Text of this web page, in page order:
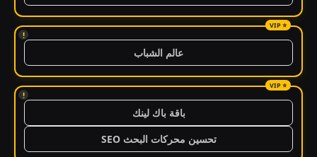
!
عالم الشباب
!
باقة باك لينك
تحسين محركات البحث SEO